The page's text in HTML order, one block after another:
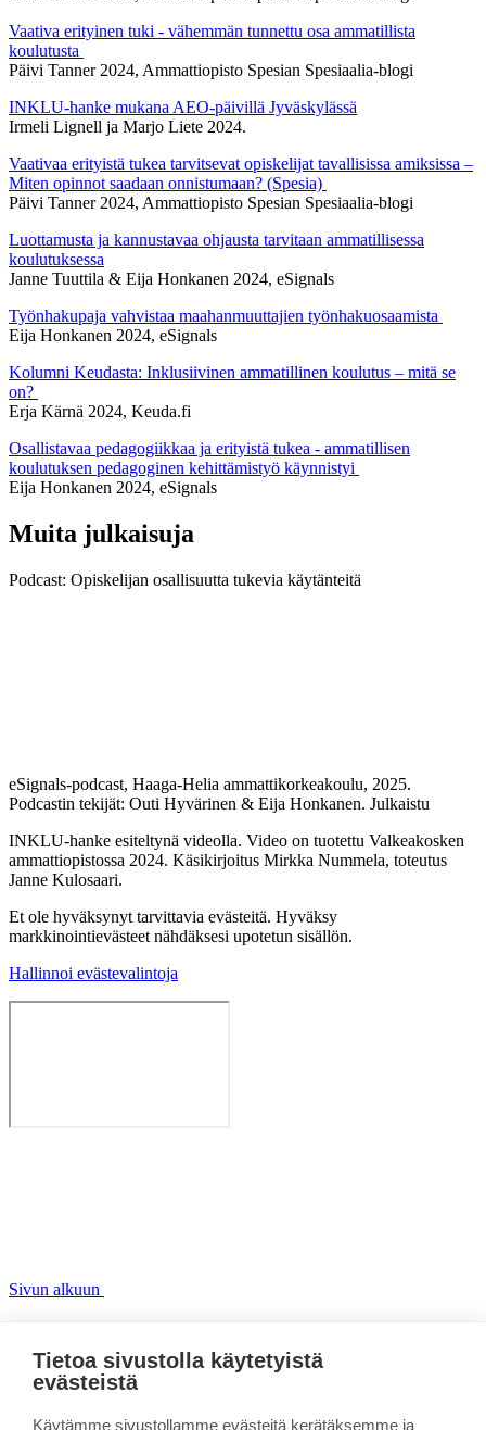
Vaativa erityinen tuki - vähemmän tunnettu osa ammatillista
koulutusta
Päivi Tanner 2024, Ammattiopisto Spesian Spesiaalia-blogi
INKLU-hanke mukana AEO-päivillä Jyväskylässä
Irmeli Lignell ja Marjo Liete 2024.
Vaativaa erityistä tukea tarvitsevat opiskelijat tavallisissa amiksissa –
Miten opinnot saadaan onnistumaan? (Spesia)
Päivi Tanner 2024, Ammattiopisto Spesian Spesiaalia-blogi
Luottamusta ja kannustavaa ohjausta tarvitaan ammatillisessa
koulutuksessa
Janne Tuuttila & Eija Honkanen 2024, eSignals
Työnhakupaja vahvistaa maahanmuuttajien työnhakuosaamista
Eija Honkanen 2024, eSignals
Kolumni Keudasta: Inklusiivinen ammatillinen koulutus – mitä se
on?
Erja Kärnä 2024, Keuda.fi
Osallistavaa pedagogiikkaa ja erityistä tukea - ammatillisen
koulutuksen pedagoginen kehittämistyö käynnistyi
Eija Honkanen 2024, eSignals
Muita julkaisuja
Podcast: Opiskelijan osallisuutta tukevia käytänteitä
eSignals-podcast, Haaga-Helia ammattikorkeakoulu, 2025.
Podcastin tekijät: Outi Hyvärinen & Eija Honkanen. Julkaistu
INKLU-hanke esiteltynä videolla. Video on tuotettu Valkeakosken
ammattiopistossa 2024. Käsikirjoitus Mirkka Nummela, toteutus
Janne Kulosaari.
Et ole hyväksynyt tarvittavia evästeitä. Hyväksy
markkinointievästeet nähdäksesi upotetun sisällön.
Hallinnoi evästevalintoja
Sivun alkuun
koulutusta
Tietoa sivustolla käytetyistä
evästeistä
Käytämme sivustollamme evästeitä kerätäksemme ja